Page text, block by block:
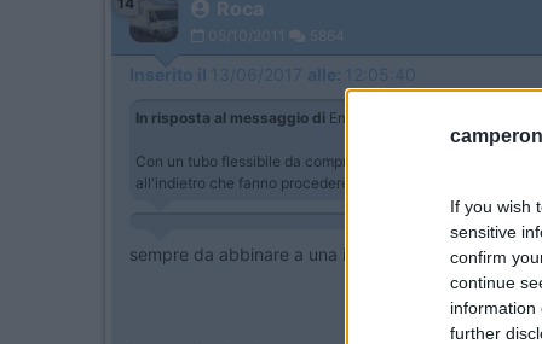
If you wish
sensitive
confirm
continue
information
further
Roca
05/10/2011 5864
Inserito il 13/06/2017 alle: 12:05:40
In risposta al messaggio di Emme48
Con un tubo flessibile da compressore per l'aria comprato
all'indietro che fanno procedere la sonda e puliscono il tubo.
sempre da abbinare a una idropulitrice ? reggerà